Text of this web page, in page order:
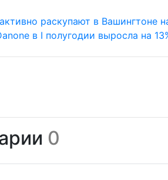
раскупают в Вашингтоне
в I полугодии выросла на
0